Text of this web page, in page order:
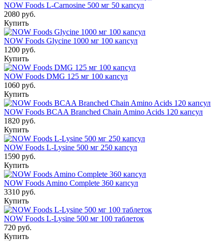
NOW Foods L-Carnosine 500 мг 50 капсул
2080 руб.
Купить
NOW Foods Glycine 1000 мг 100 капсул
1200 руб.
Купить
NOW Foods DMG 125 мг 100 капсул
1060 руб.
Купить
NOW Foods BCAA Branched Chain Amino Acids 120 капсул
1820 руб.
Купить
NOW Foods L-Lysine 500 мг 250 капсул
1590 руб.
Купить
NOW Foods Amino Complete 360 капсул
3310 руб.
Купить
NOW Foods L-Lysine 500 мг 100 таблеток
720 руб.
Купить